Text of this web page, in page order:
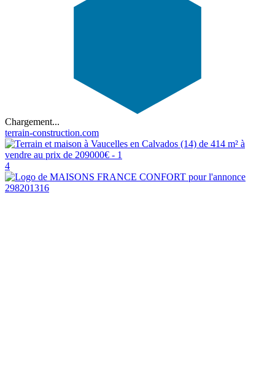
Chargement...
terrain-construction.com
4